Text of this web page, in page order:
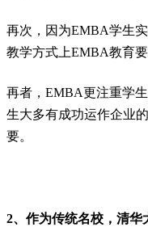
再次，因为EMBA学生
教学方式上EMBA教育要
再者，EMBA更注重学
生大多有成功运作企业
要。
2、作为传统名校，清